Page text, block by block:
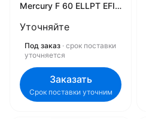
Mercury F 60 ELLPT EFI
F60ELLPTEFISEAPRO
Уточняйте
Под заказ · срок поставки
уточняется
Заказать
Срок поставки уточним